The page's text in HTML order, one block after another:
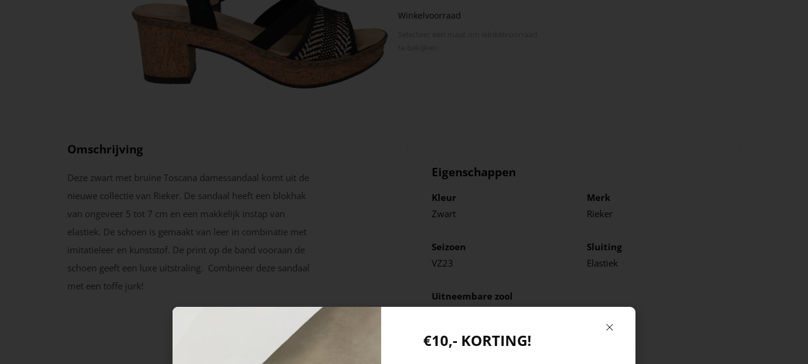
Winkelvoorraad
Omschrijving
Deze zwart met bruine Toscana damessandaal komt uit de
nieuwe collectie van Rieker. De sandaal heeft een blokhak
van ongeveer 5 tot 7 cm en een makkelijk instap van
elastiek. De schoen is gemaakt van leer in combinatie met
imitatieleer en kunststof. De print op de band vooraan de
schoen geeft een luxe uitstraling. Combineer deze sandaal
met een toffe jurk!
Eigenschappen
Kleur
Zwart
Merk
Rieker
Seizoen
VZ23
Sluiting
Elastiek
Uitneembare zool
€10,- KORTING!